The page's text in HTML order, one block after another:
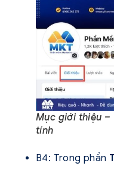
Mục giới thiệu –
tính
B4: Trong phần